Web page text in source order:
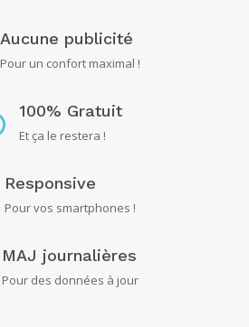
Aucune publicité
Pour un confort maximal !
100% Gratuit
Et ça le restera !
Responsive
Pour vos smartphones !
MAJ journalières
Pour des données à jour